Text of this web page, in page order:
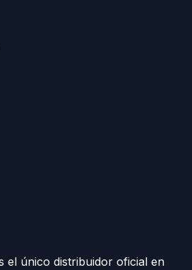
el único distribuidor oficial en